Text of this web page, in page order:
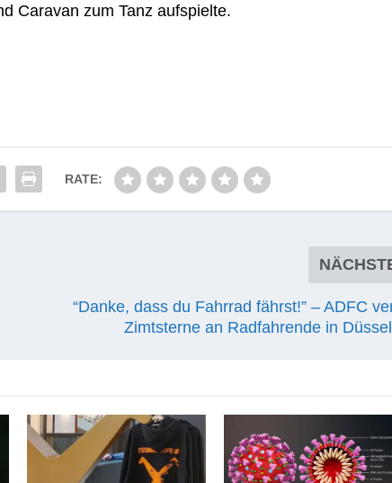
Cara­van zum Tanz aufspielte.
RATE:
“Danke, dass du Fahrrad fährst!” – ADFC
Zimtsterne an Radfahrende in